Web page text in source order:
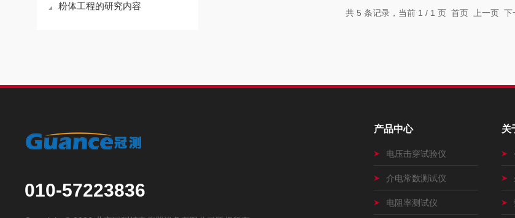
粉体工程的研究内容
共 5 条记录，当前 1 / 1 页 首页 上一页
010-57223836
产品中心
电压击穿试验仪
介电常数测试仪
电阻率测试仪
关